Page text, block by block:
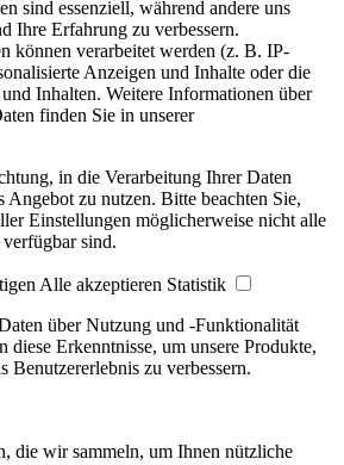
sind essenziell, während andere uns
Ihre Erfahrung zu verbessern.
können verarbeitet werden (z. B. IP-
Anzeigen und Inhalte oder die
Inhalten. Weitere Informationen über
finden Sie in unserer
in die Verarbeitung Ihrer Daten
zu nutzen. Bitte beachten Sie,
Einstellungen möglicherweise nicht alle
sind.
Alle akzeptieren Statistik
über Nutzung und -Funktionalität
diese Erkenntnisse, um unsere Produkte,
Benutzererlebnis zu verbessern.
die wir sammeln, um Ihnen nützliche